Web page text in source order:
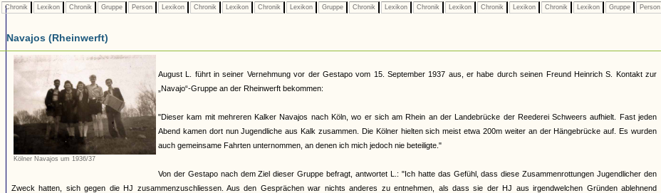
Chronik Lexikon Chronik Gruppe Person Lexikon Chronik Lexikon Chronik Lexikon Gruppe Chronik Lexikon Chronik Lexikon Chronik Lexikon Chronik Lexikon Gruppe Person
Navajos (Rheinwerft)
Kölner Navajos um 1936/37
August L. führt in seiner Vernehmung vor der Gestapo vom 15. September 1937 aus, er habe durch seinen Freund Heinrich S. Kontakt zur
„Navajo“-Gruppe an der Rheinwerft bekommen:
"Dieser kam mit mehreren Kalker Navajos nach Köln, wo er sich am Rhein an der Landebrücke der Reederei Schweers aufhielt. Fast jeden
Abend kamen dort nun Jugendliche aus Kalk zusammen. Die Kölner hielten sich meist etwa 200m weiter an der Hängebrücke auf. Es wurden
auch gemeinsame Fahrten unternommen, an denen ich mich jedoch nie beteiligte."
Von der Gestapo nach dem Ziel dieser Gruppe befragt, antwortet L.: "Ich hatte das Gefühl, dass diese Zusammenrottungen Jugendlicher den
Zweck hatten, sich gegen die HJ zusammenzuschliessen. Aus den Gesprächen war nichts anderes zu entnehmen, als dass sie der HJ aus irgendwelchen Gründen ablehnend